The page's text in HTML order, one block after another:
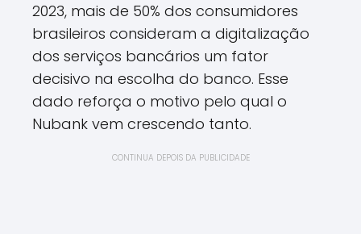
2023, mais de 50% dos consumidores
brasileiros consideram a digitalização
dos serviços bancários um fator
decisivo na escolha do banco. Esse
dado reforça o motivo pelo qual o
Nubank vem crescendo tanto.
CONTINUA DEPOIS DA PUBLICIDADE